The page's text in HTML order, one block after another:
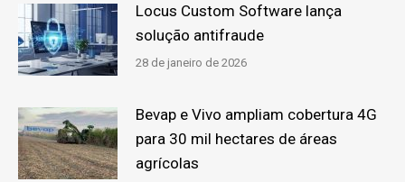
Locus Custom Software lança
solução antifraude
28 de janeiro de 2026
Bevap e Vivo ampliam cobertura 4G
para 30 mil hectares de áreas
agrícolas